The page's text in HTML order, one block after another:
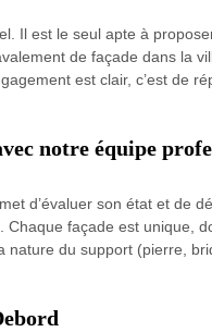
Il est le seul apte à
de façade dans la
est clair, c’est de
notre équipe
d’évaluer son état et de
façade est unique,
du support (pierre,